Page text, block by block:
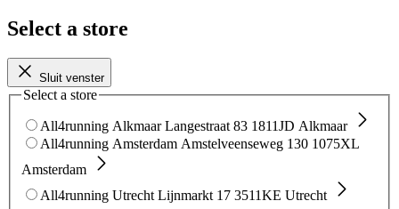
Select a store
Sluit venster
Select a store
All4running Alkmaar Langestraat 83 1811JD Alkmaar
All4running Amsterdam Amstelveenseweg 130 1075XL
Amsterdam
All4running Utrecht Lijnmarkt 17 3511KE Utrecht